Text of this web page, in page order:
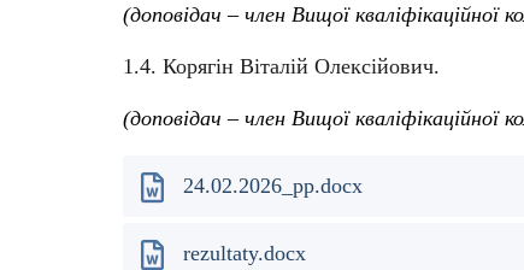
(доповідач – член Вищої кваліфікаційної
1.4. Корягін Віталій Олексійович.
(доповідач – член Вищої кваліфікаційної
24.02.2026_pp.docx
rezultaty.docx